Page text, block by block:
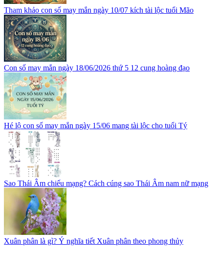
Tham khảo con số may mắn ngày 10/07 kích tài lộc tuổi Mão
Con số may mắn ngày 18/06/2026 thứ 5 12 cung hoàng đạo
Hé lộ con số may mắn ngày 15/06 mang tài lộc cho tuổi Tý
Sao Thái Âm chiếu mạng? Cách cúng sao Thái Âm nam nữ mạng
Xuân phân là gì? Ý nghĩa tiết Xuân phân theo phong thủy